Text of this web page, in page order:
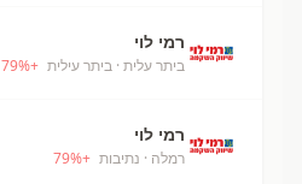
רמי לוי
ביתר עלית · ביתר עילית +
79%
רמי לוי
רמלה · נתיבות +
79%